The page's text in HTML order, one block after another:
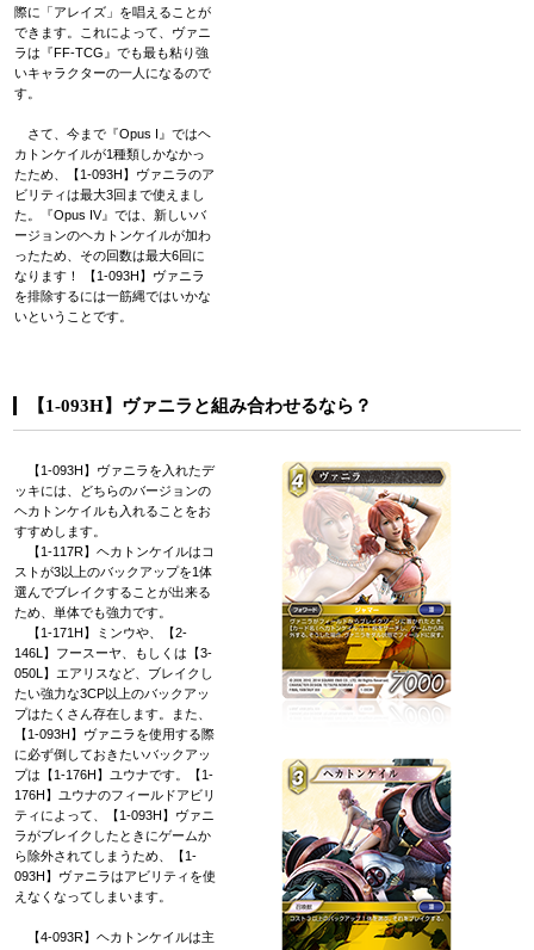
際に「アレイズ」を唱えることが
できます。これによって、ヴァニ
ラは『FF-TCG』でも最も粘り強
いキャラクターの一人になるので
す。
さて、今まで『Opus I』ではヘ
カトンケイルが1種類しかなかっ
たため、【1-093H】ヴァニラのア
ビリティは最大3回まで使えまし
た。『Opus IV』では、新しいバ
ージョンのヘカトンケイルが加わ
ったため、その回数は最大6回に
なります！ 【1-093H】ヴァニラ
を排除するには一筋縄ではいかな
いということです。
【1-093H】ヴァニラと組み合わせるなら？
【1-093H】ヴァニラを入れたデ
ッキには、どちらのバージョンの
ヘカトンケイルも入れることをお
すすめします。
【1-117R】ヘカトンケイルはコ
ストが3以上のバックアップを1体
選んでブレイクすることが出来る
ため、単体でも強力です。
【1-171H】ミンウや、【2-
146L】フースーヤ、もしくは【3-
050L】エアリスなど、ブレイクし
たい強力な3CP以上のバックアッ
プはたくさん存在します。また、
【1-093H】ヴァニラを使用する際
に必ず倒しておきたいバックアッ
プは【1-176H】ユウナです。【1-
176H】ユウナのフィールドアビリ
ティによって、【1-093H】ヴァニ
ラがブレイクしたときにゲームか
ら除外されてしまうため、【1-
093H】ヴァニラはアビリティを使
えなくなってしまいます。
【4-093R】ヘカトンケイルは主